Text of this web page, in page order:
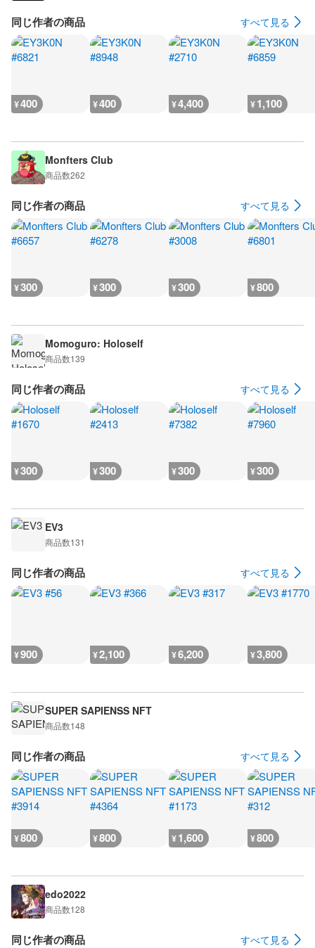
同じ作者の商品 すべて見る
¥400 ¥400 ¥4,400 ¥1,100
Monfters Club
商品数262
同じ作者の商品 すべて見る
¥300 ¥300 ¥300 ¥800
Momoguro: Holoself
商品数139
同じ作者の商品 すべて見る
¥300 ¥300 ¥300 ¥300
EV3
商品数131
同じ作者の商品 すべて見る
¥900 ¥2,100 ¥6,200 ¥3,800
SUPER SAPIENSS NFT
商品数148
同じ作者の商品 すべて見る
¥800 ¥800 ¥1,600 ¥800
edo2022
商品数128
同じ作者の商品 すべて見る